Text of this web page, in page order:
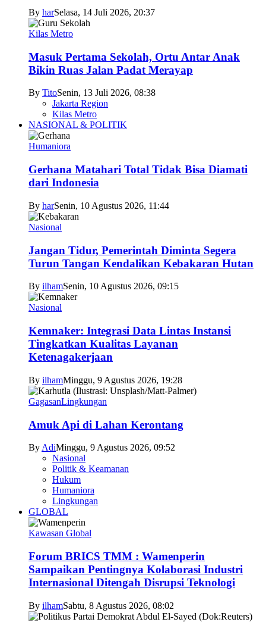
By harSelasa, 14 Juli 2026, 20:37
Kilas Metro
Masuk Pertama Sekolah, Ortu Antar Anak
Bikin Ruas Jalan Padat Merayap
By TitoSenin, 13 Juli 2026, 08:38
Jakarta Region
Kilas Metro
NASIONAL & POLITIK
Humaniora
Gerhana Matahari Total Tidak Bisa Diamati
dari Indonesia
By harSenin, 10 Agustus 2026, 11:44
Nasional
Jangan Tidur, Pemerintah Diminta Segera
Turun Tangan Kendalikan Kebakaran Hutan
By ilhamSenin, 10 Agustus 2026, 09:15
Nasional
Kemnaker: Integrasi Data Lintas Instansi
Tingkatkan Kualitas Layanan
Ketenagakerjaan
By ilhamMinggu, 9 Agustus 2026, 19:28
GagasanLingkungan
Amuk Api di Lahan Kerontang
By AdiMinggu, 9 Agustus 2026, 09:52
Nasional
Politik & Keamanan
Hukum
Humaniora
Lingkungan
GLOBAL
Kawasan Global
Forum BRICS TMM : Wamenperin
Sampaikan Pentingnya Kolaborasi Industri
Internasional Ditengah Disrupsi Teknologi
By ilhamSabtu, 8 Agustus 2026, 08:02